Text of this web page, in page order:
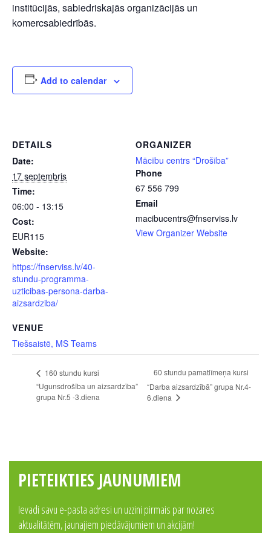
institūcijās, sabiedriskajās organizācijās un
komercsabiedrībās.
Add to calendar
DETAILS
Date:
17 septembris
Time:
06:00 - 13:15
Cost:
EUR115
Website:
https://fnserviss.lv/40-
stundu-programma-
uzticibas-persona-darba-
aizsardziba/
VENUE
Tiešsaistē, MS Teams
ORGANIZER
Mācību centrs “Drošība”
Phone
67 556 799
Email
macibucentrs@fnserviss.lv
View Organizer Website
160 stundu kursi
“Ugunsdrošība un aizsardzība”
grupa Nr.5 -3.diena
60 stundu pamatlīmeņa kursi
“Darba aizsardzībā” grupa Nr.4-
6.diena
PIETEIKTIES JAUNUMIEM
Ievadi savu e-pasta adresi un uzzini pirmais par nozares
aktualitātēm, jaunajiem piedāvājumiem un akcijām!